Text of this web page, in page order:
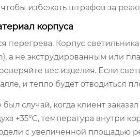
избежать штрафов за
корпуса
перегрева. Корпус
а не экструдированным или
вес изделия. Если
и тепло будет отводиться
случай, когда клиент
+35°C, температура внутри
с увеличенной площадью